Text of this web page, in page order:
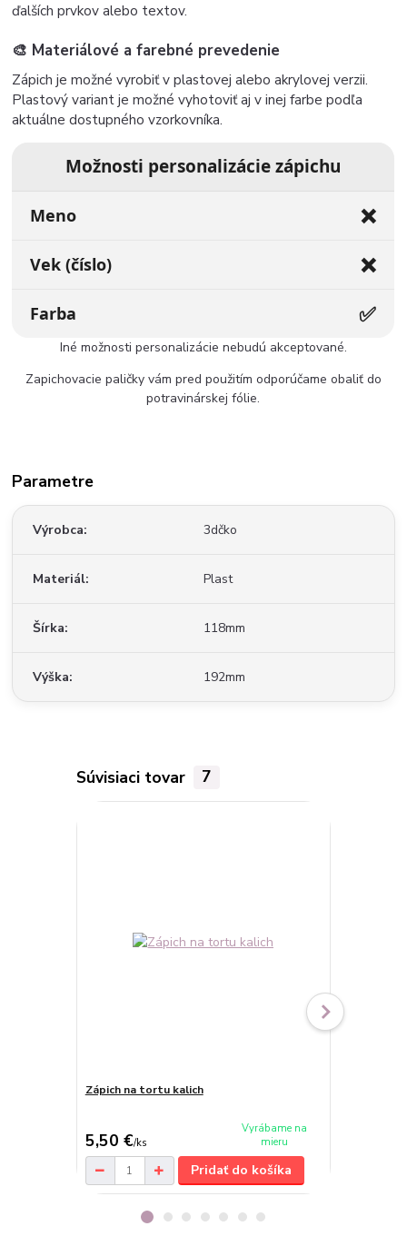
ďalších prvkov alebo textov.
🎨 Materiálové a farebné prevedenie
Zápich je možné vyrobiťv plastovej alebo akrylovej verzii.
Plastový variant je možné vyhotoviť aj v inej farbe podľa
aktuálne dostupného vzorkovníka.
Možnosti personalizácie zápichu
Meno ❌
Vek (číslo) ❌
Farba ✅
Iné možnosti personalizácie nebudú akceptované.
Zapichovacie paličky vám pred použitím odporúčame obaliť do
potravinárskej fólie.
Parametre
Výrobca 3dčko
Materiál Plast
Šírka 118mm
Výška 192mm
Súvisiaci tovar 7
Zápich na tortu kalich
5,50 €/ks
Vyrábame na
mieru
Pridať do košíka